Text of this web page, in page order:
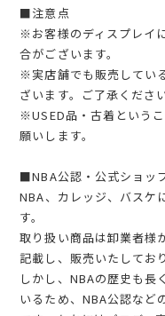
■注意点
※お客様のディスプレイ
合がございます。
※実店舗でも販売してい
ざいます。ご了承ください
※USED品・古着という
願いします。
■NBA公認・公式ショッ
NBA、カレッジ、バスケ
す。
取り扱い商品は卸業者様
記載し、販売いたしてお
しかし、NBAの歴史も長
いるため、NBA公認など